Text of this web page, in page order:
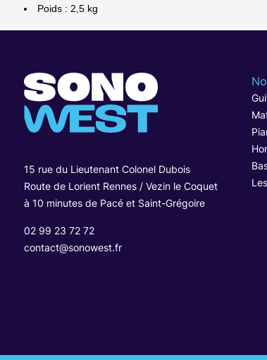
Poids : 2,5 kg
15 rue du Lieutenant Colonel Dubois
Route de Lorient Rennes / Vezin le Coquet
à 10 minutes de Pacé et Saint-Grégoire
02 99 23 72 72
contact@sonowest.fr